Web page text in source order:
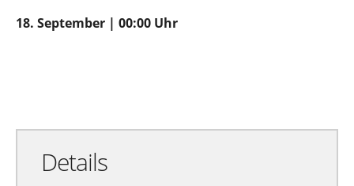
18. September | 00:00 Uhr
Details